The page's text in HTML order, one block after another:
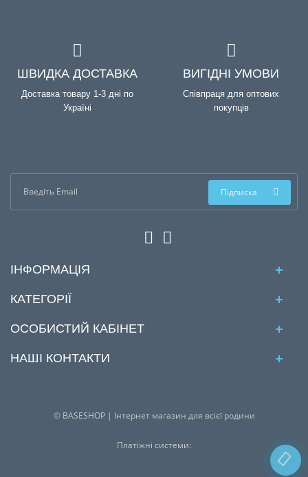
ШВИДКА ДОСТАВКА
Доставка товару 1-3 дні по
Україні
ВИГІДНІ УМОВИ
Співпраця для оптових
покупців
Підписка
ІНФОРМАЦІЯ
КАТЕГОРІЇ
ОСОБИСТИЙ КАБІНЕТ
НАШІ КОНТАКТИ
© BASESHOP | Інтернет магазин для всієї родини
Платіжні системи: